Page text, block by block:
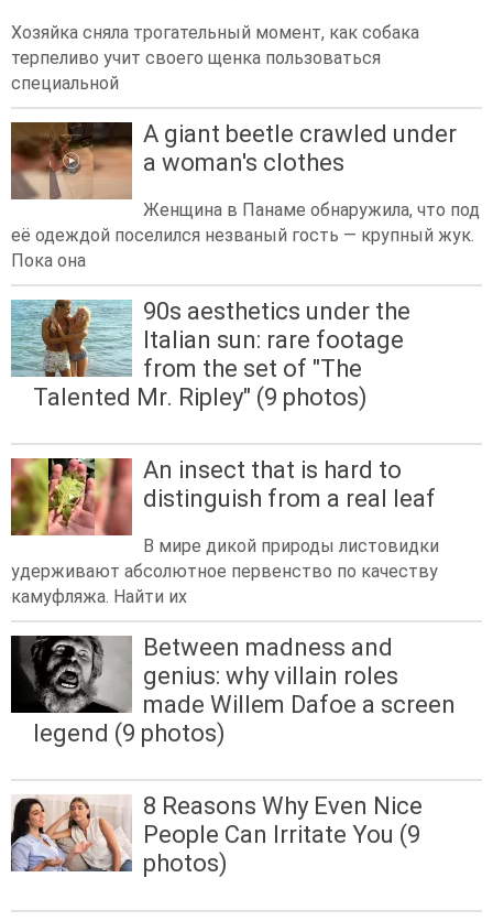
Хозяйка сняла трогательный момент, как собака
терпеливо учит своего щенка пользоваться
специальной
A giant beetle crawled under
a woman's clothes
Женщина в Панаме обнаружила, что под
её одеждой поселился незваный гость — крупный жук.
Пока она
90s aesthetics under the
Italian sun: rare footage
from the set of "The
Talented Mr. Ripley" (9 photos)
An insect that is hard to
distinguish from a real leaf
В мире дикой природы листовидки
удерживают абсолютное первенство по качеству
камуфляжа. Найти их
Between madness and
genius: why villain roles
made Willem Dafoe a screen
legend (9 photos)
8 Reasons Why Even Nice
People Can Irritate You (9
photos)